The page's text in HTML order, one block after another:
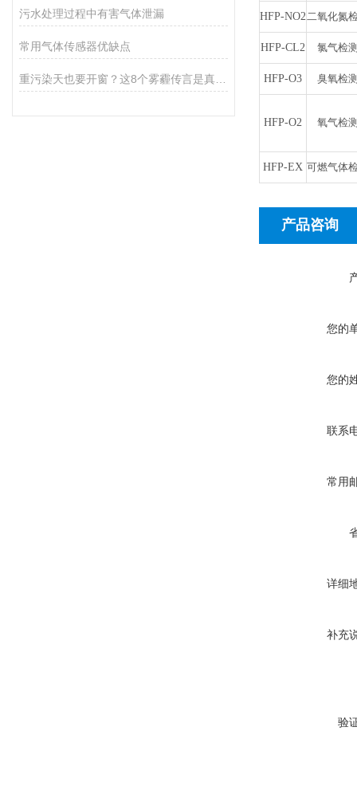
污水处理过程中有害气体泄漏
常用气体传感器优缺点
HFP-NO2二氧化氮
HFP-CL2 氯气检
HFP-O3 臭氧检
HFP-O2 氧气检
HFP-EX 可燃气体
产品咨询
您的
您的
联系
常用
详细
补充
验